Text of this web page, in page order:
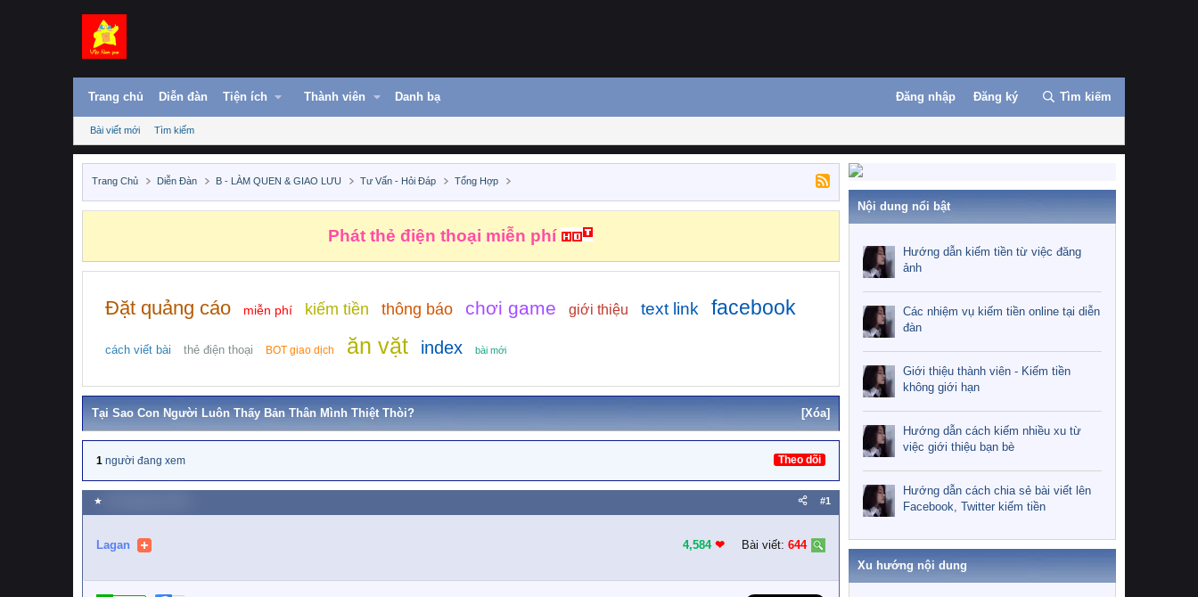
Trang chủ Diễn đàn Tiện ích Thành viên Danh bạ Đăng nhập Đăng ký Tìm kiếm
Bài viết mới Tìm kiếm
Trang Chủ Diễn Đàn B - LÀM QUEN & GIAO LƯU Tư Vấn - Hỏi Đáp Tổng Hợp
Phát thẻ điện thoại miễn phí
Đặt quảng cáo miễn phí kiếm tiền thông báo chơi game giới thiệu text link facebook
cách viết bài thẻ điện thoại BOT giao dịch ăn vặt index bài mới
Tại Sao Con Người Luôn Thấy Bản Thân Mình Thiệt Thòi? [Xóa]
1 người đang xem Theo dõi
★ #1
Lagan 4,584 ❤︎ Bài viết: 644
Nội dung nổi bật
Hướng dẫn kiếm tiền từ việc đăng
ảnh
Các nhiệm vụ kiếm tiền online tại diễn
đàn
Giới thiệu thành viên - Kiếm tiền
không giới hạn
Hướng dẫn cách kiếm nhiều xu từ
việc giới thiệu bạn bè
Hướng dẫn cách chia sẻ bài viết lên
Facebook, Twitter kiếm tiền
Xu hướng nội dung